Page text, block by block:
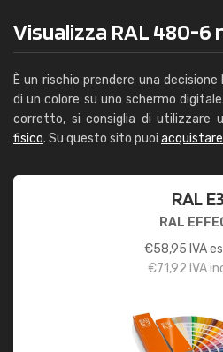
Visualizza RAL 480-6
È un rischio prendere una
di un colore su uno schermo
corretto, si consiglia di utilizzare
fisico. Su questo sito puoi
RAL E3
RAL
€58,95 IVA
€71,92 IVA